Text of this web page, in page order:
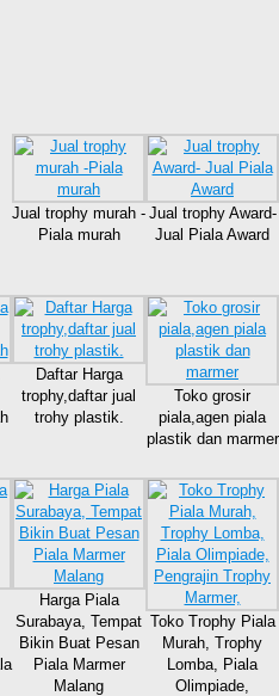
Jual trophy murah -
Piala murah
Jual trophy Award-
Jual Piala Award
Daftar Harga
trophy,daftar jual
trohy plastik.
Toko grosir
piala,agen piala
plastik dan marmer
Harga Piala
Surabaya, Tempat
Bikin Buat Pesan
Piala Marmer
Malang
Toko Trophy Piala
Murah, Trophy
Lomba, Piala
Olimpiade,